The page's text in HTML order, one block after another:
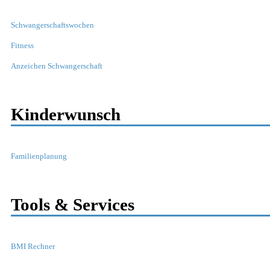
Schwangerschaftswochen
Fitness
Anzeichen Schwangerschaft
Kinderwunsch
Familienplanung
Tools & Services
BMI Rechner